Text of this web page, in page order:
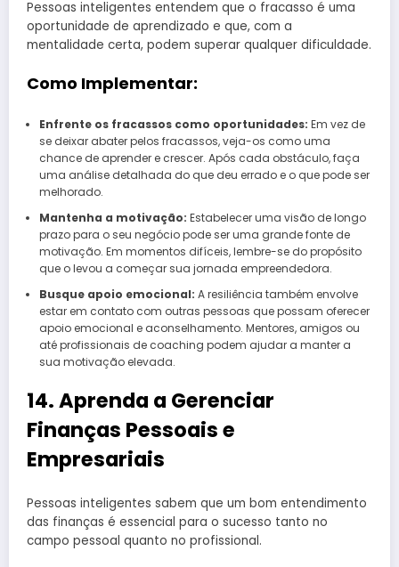
Pessoas inteligentes entendem que o fracasso é uma
oportunidade de aprendizado e que, com a
mentalidade certa, podem superar qualquer dificuldade.
Como Implementar:
Enfrente os fracassos como oportunidades: Em vez de
se deixar abater pelos fracassos, veja-os como uma
chance de aprender e crescer. Após cada obstáculo, faça
uma análise detalhada do que deu errado e o que pode ser
melhorado.
Mantenha a motivação: Estabelecer uma visão de longo
prazo para o seu negócio pode ser uma grande fonte de
motivação. Em momentos difíceis, lembre-se do propósito
que o levou a começar sua jornada empreendedora.
Busque apoio emocional: A resiliência também envolve
estar em contato com outras pessoas que possam oferecer
apoio emocional e aconselhamento. Mentores, amigos ou
até profissionais de coaching podem ajudar a manter a
sua motivação elevada.
14. Aprenda a Gerenciar
Finanças Pessoais e
Empresariais
Pessoas inteligentes sabem que um bom entendimento
das finanças é essencial para o sucesso tanto no
campo pessoal quanto no profissional.